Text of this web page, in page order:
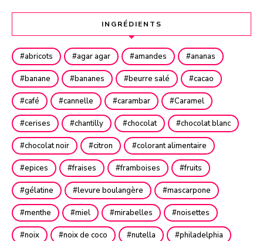
INGRÉDIENTS
abricots agar agar amandes ananas
banane bananes beurre salé cacao
café cannelle carambar Caramel
cerises chantilly chocolat chocolat blanc
chocolat noir citron colorant alimentaire
epices fraises framboises fruits
gélatine levure boulangère mascarpone
menthe miel mirabelles noisettes
noix noix de coco nutella philadelphia